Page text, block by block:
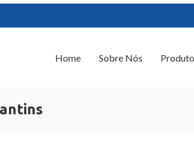
Home Sobre Nós Produtos